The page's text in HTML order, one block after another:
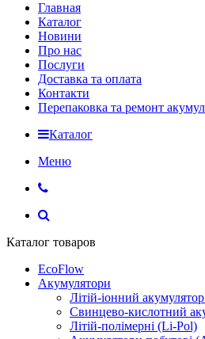
Главная
Каталог
Новини
Про нас
Послуги
Доставка та оплата
Контакти
Перепаковка та ремонт
Каталог
Меню
Каталог товаров
EcoFlow
Акумулятори
Літій-іонний
Свинцево-кислотний
Літій-полімерні (Li-Pol)